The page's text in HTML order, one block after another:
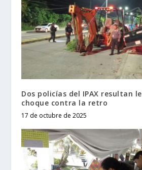
Dos policías del IPAX resultan
choque contra la retro
17 de octubre de 2025